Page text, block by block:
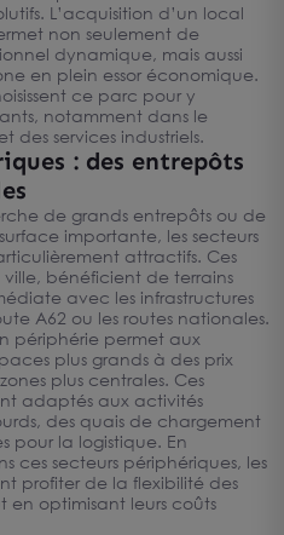
L’acquisition d’un local
non seulement de
dynamique, mais aussi
en plein essor économique.
ce parc pour y
notamment dans le
des services industriels.
: des entrepôts
de grands entrepôts ou de
importante, les secteurs
attractifs. Ces
ville, bénéficient de terrains
avec les infrastructures
A62 ou les routes nationales.
périphérie permet aux
plus grands à des prix
plus centrales. Ces
adaptés aux activités
des quais de chargement
pour la logistique. En
ces secteurs périphériques, les
profiter de la flexibilité des
en optimisant leurs coûts